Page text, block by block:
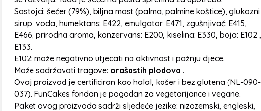
Sastojci: šećer (79%), biljna mast (palma, palmine koštice), glukozni
sirup, voda, humektans: E422, emulgator: E471, zgušnjivač: E415,
E466, prirodna aroma, konzervans: E200, kiselina: E330, boja: E102 ,
E133.
E102: može negativno utjecati na aktivnost i pažnju djece.
Može sadržavati tragove: orašastih plodova .
Ovaj proizvod je certificiran kao halal, košer i bez glutena (NL-090-
037). FunCakes fondan je pogodan za vegetarijance i vegane.
Paket ovog proizvoda sadrži sljedeće jezike: nizozemski, engleski,